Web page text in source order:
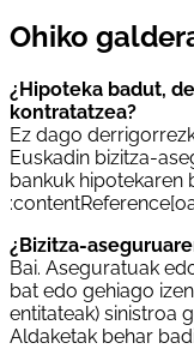
Ohiko
¿Hipoteka badut,
kontratatzea?
Ez dago
Euskadin bizitza-
bankuk hipotekaren
¿Bizitza-
Bai. Aseguratuak
bat edo gehiago
entitateak) sinistroa
Aldaketak behar